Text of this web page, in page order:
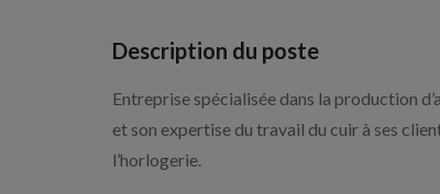
Description du poste
Entreprise spécialisée dans la production
et son expertise du travail du cuir à ses
l’horlogerie.